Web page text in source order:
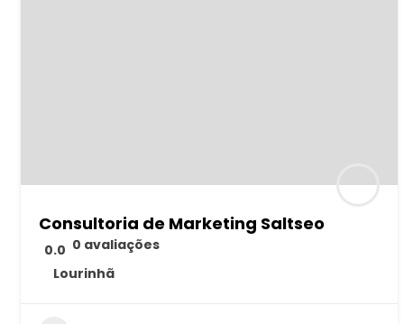
Consultoria de Marketing Saltseo
0.0 0 avaliações
Lourinhã